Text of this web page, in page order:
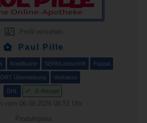
Profil einsehen
Paul Pille
Kreditkarte SEPA/Lastschrift Paypal
Überweisung Vorkasse
DHL E-Rezept
vom 06.08.2026 06:51 Uhr
Produktpreis